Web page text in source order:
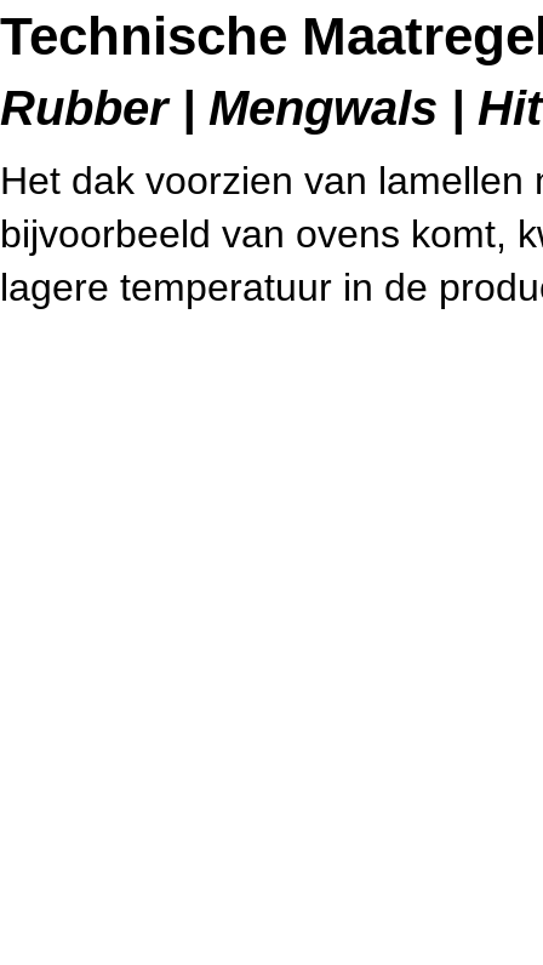
Technische
Rubber | Mengwals |
Het dak voorzien van
bijvoorbeeld van ovens komt,
lagere temperatuur in de